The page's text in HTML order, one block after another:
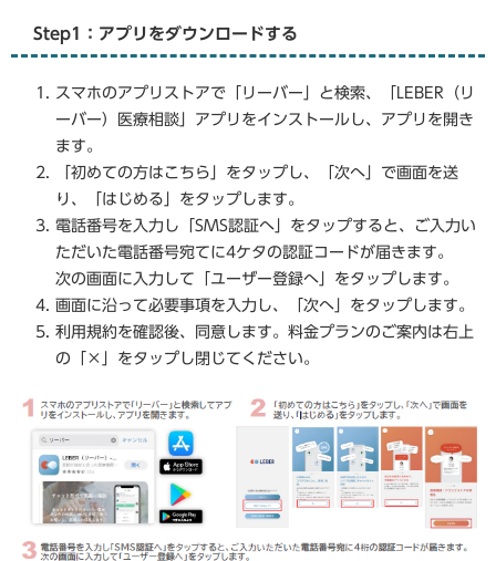
Step1：アプリをダウンロードする
スマホのアプリストアで「リーバー」と検索、「LEBER（リ
ーバー）医療相談」アプリをインストールし、アプリを開き
ます。
「初めての方はこちら」をタップし、「次へ」で画面を送
り、「はじめる」をタップします。
電話番号を入力し「SMS認証へ」をタップすると、ご入力い
ただいた電話番号宛てに4ケタの認証コードが届きます。
次の画面に入力して「ユーザー登録へ」をタップします。
画面に沿って必要事項を入力し、「次へ」をタップします。
利用規約を確認後、同意します。料金プランのご案内は右上
の「×」をタップし閉じてください。